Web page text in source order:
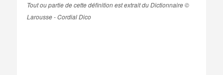
Tout ou partie de cette définition est extrait du Dictionnaire ©
Larousse - Cordial Dico